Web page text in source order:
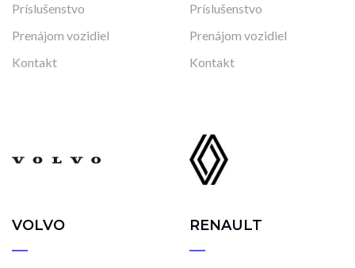
Príslušenstvo
Prenájom vozidiel
Kontakt
Príslušenstvo
Prenájom vozidiel
Kontakt
VOLVO RENAULT